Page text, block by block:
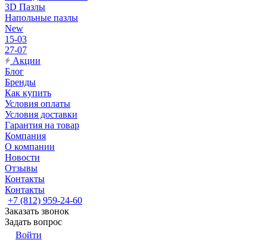
3D Пазлы
Напольные пазлы
New
15-03
27-07
Акции
Блог
Бренды
Как купить
Условия оплаты
Условия доставки
Гарантия на товар
Компания
О компании
Новости
Отзывы
Контакты
Контакты
+7 (812) 959-24-60
Заказать звонок
Задать вопрос
Войти